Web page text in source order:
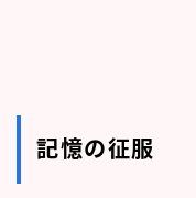
記憶の征服